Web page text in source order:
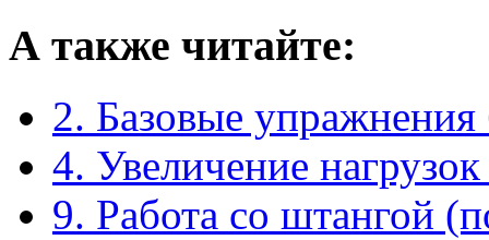
А также читайте:
2. Базовые упражнения
4. Увеличение
9. Работа со штангой